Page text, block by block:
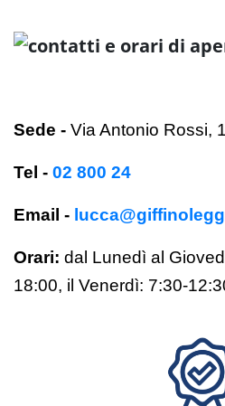
Sede - Via Antonio Rossi,
Tel - 02 800 24
Email -
Orari: dal Lunedì al
18:00, il Venerdì: 7:30-